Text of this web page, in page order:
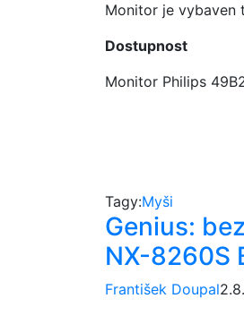
Monitor je vybaven
Dostupnost
Monitor Philips
Tagy:Myši
Genius:
NX-8260S
František Doupal